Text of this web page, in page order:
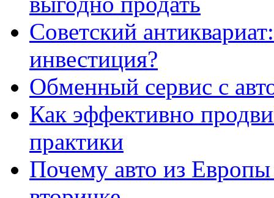
Советский
инвестиция?
Обменный сервис с
Как эффективно
практики
Почему авто из